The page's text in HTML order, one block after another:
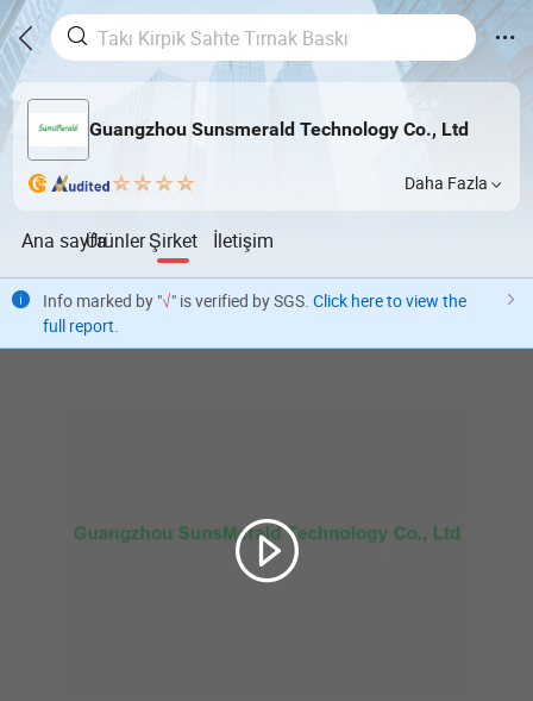
Guangzhou Sunsmerald Technology Co., Ltd
Daha Fazla
Ana sayfaÜrünlerŞirket İletişim
Info marked by "√" is verified by SGS. Click here to view the
full report.